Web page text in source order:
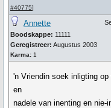
#40775]
Annette
Boodskappe: 11111
Geregistreer: Augustus 2003
Karma: 1
'n Vriendin soek inligting
en
nadele van inenting en nie-